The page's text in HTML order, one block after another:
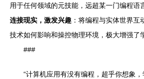
用于任何领域的元技能，远超某一门编程语
连接现实，激发兴趣 ：将编程与实体世界互
技术如何影响和操控物理环境，极大增强了
###
“计算机应用有没有编程，超乎你想象